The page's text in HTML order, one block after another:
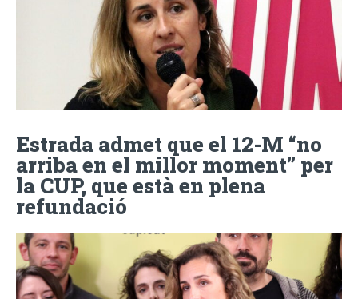
Estrada admet que el 12-M “no
arriba en el millor moment” per
la CUP, que està en plena
refundació